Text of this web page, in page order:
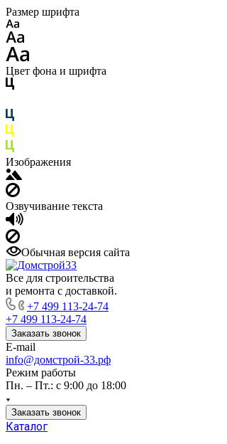
Размер шрифта
Цвет фона и шрифта
Изображения
Озвучивание текста
Обычная версия сайта
Все для строительства
и ремонта с доставкой.
+7 499 113-24-74
+7 499 113-24-74
Заказать звонок
E-mail
info@домстрой-33.рф
Режим работы
Пн. – Пт.: с 9:00 до 18:00
Заказать звонок
Каталог